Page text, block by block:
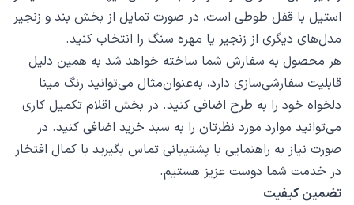
استیل با قفل طوطی است، در صورت تمایل از بخش بند و زنجیر
مدل‌های دیگری از زنجیر یا مهره سنگ را انتخاب کنید.
هر محصول به سفارش شما ساخته خواهد شد به همین دلیل
قابلیت سفارشی‌سازی دارد، به‌عنوان‌مثال می‌توانید رنگ مینا
دلخواه خود را به طرح اضافی کنید. در بخش اقلام تکمیل کاری
می‌توانید موارد مورد نظرتان را به سبد خرید اضافی کنید. در
صورت نیاز به راهنمایی با پشتیبانی تماس بگیرید با کمال افتخار
در خدمت شما دوست عزیز هستیم.
تضمین کیفیت